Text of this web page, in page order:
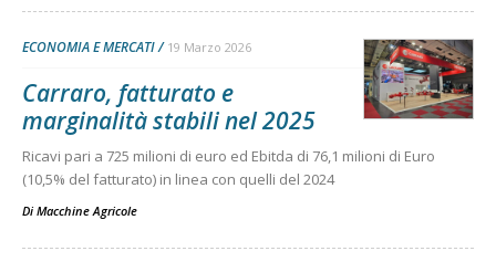
ECONOMIA E MERCATI 19 Marzo 2026
Carraro, fatturato e
marginalità stabili nel 2025
Ricavi pari a 725 milioni di euro ed Ebitda di 76,1 milioni di Euro
(10,5% del fatturato) in linea con quelli del 2024
Di Macchine Agricole